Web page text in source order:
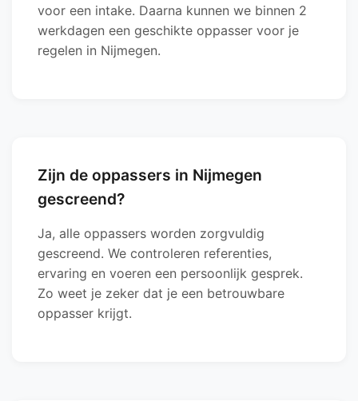
voor een intake. Daarna kunnen we binnen 2
werkdagen een geschikte oppasser voor je
regelen in Nijmegen.
Zijn de oppassers in Nijmegen
gescreend?
Ja, alle oppassers worden zorgvuldig
gescreend. We controleren referenties,
ervaring en voeren een persoonlijk gesprek.
Zo weet je zeker dat je een betrouwbare
oppasser krijgt.